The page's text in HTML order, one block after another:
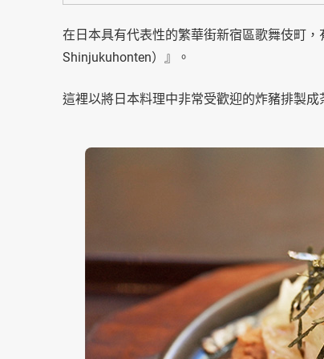
在日本具有代表性的繁華街新宿區歌舞伎町
Shinjukuhonten）』。
這裡以將日本料理中非常受歡迎的炸豬排製成